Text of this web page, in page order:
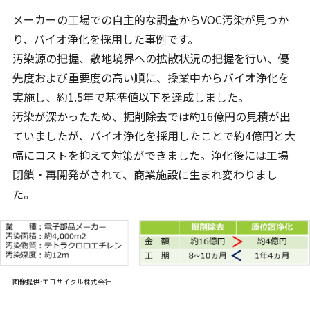
メーカーの工場での自主的な調査からVOC汚染が見つか
り、バイオ浄化を採用した事例です。
汚染源の把握、敷地境界への拡散状況の把握を行い、優
先度および重要度の高い順に、操業中からバイオ浄化を
実施し、約1.5年で基準値以下を達成しました。
汚染が深かったため、掘削除去では約16億円の見積が出
ていましたが、バイオ浄化を採用したことで約4億円と大
幅にコストを抑えて対策ができました。浄化後には工場
閉鎖・再開発がされて、商業施設に生まれ変わりまし
た。
画像提供:エコサイクル株式会社